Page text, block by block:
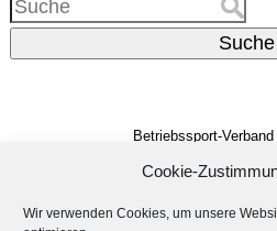
Cookie-
Wir verwenden Cookies, um unsere
Suche
Betriebssport-
48159
E-Mail: info@bsv-